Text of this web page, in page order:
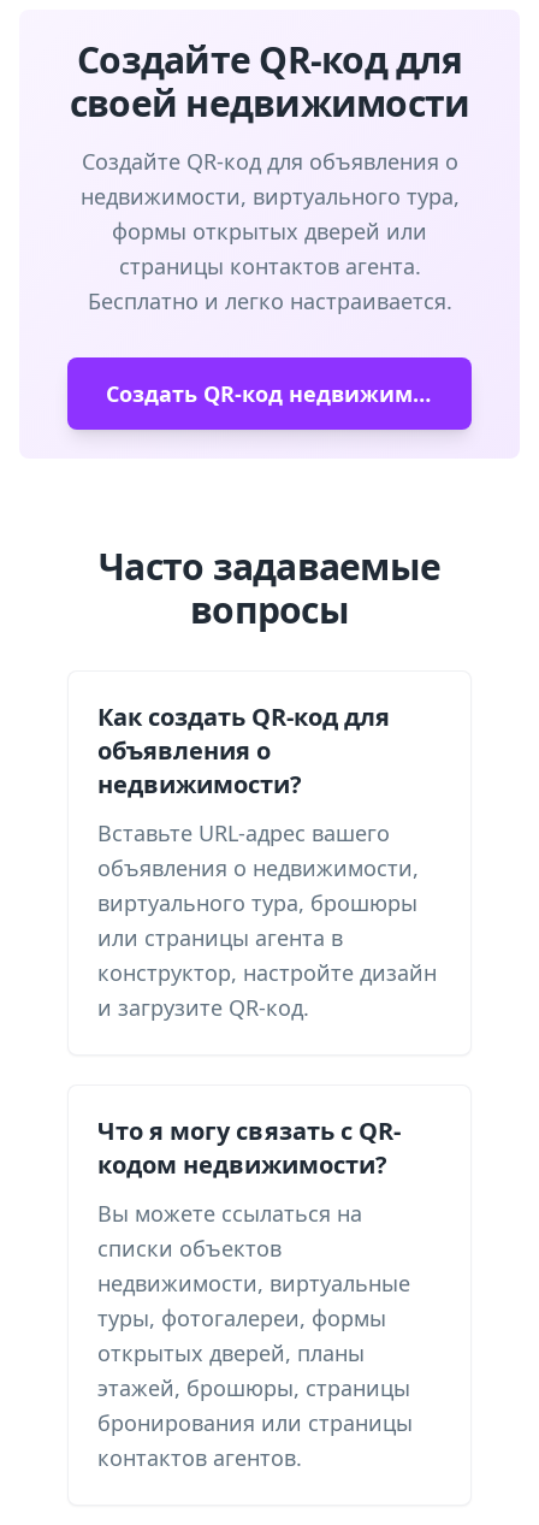
Создайте QR-код для
своей недвижимости
Создайте QR-код для объявления о
недвижимости, виртуального тура,
формы открытых дверей или
страницы контактов агента.
Бесплатно и легко настраивается.
Создать QR-код недвижимости
Часто задаваемые
вопросы
Как создать QR-код для
объявления о
недвижимости?
Вставьте URL-адрес вашего
объявления о недвижимости,
виртуального тура, брошюры
или страницы агента в
конструктор, настройте дизайн
и загрузите QR-код.
Что я могу связать с QR-
кодом недвижимости?
Вы можете ссылаться на
списки объектов
недвижимости, виртуальные
туры, фотогалереи, формы
открытых дверей, планы
этажей, брошюры, страницы
бронирования или страницы
контактов агентов.